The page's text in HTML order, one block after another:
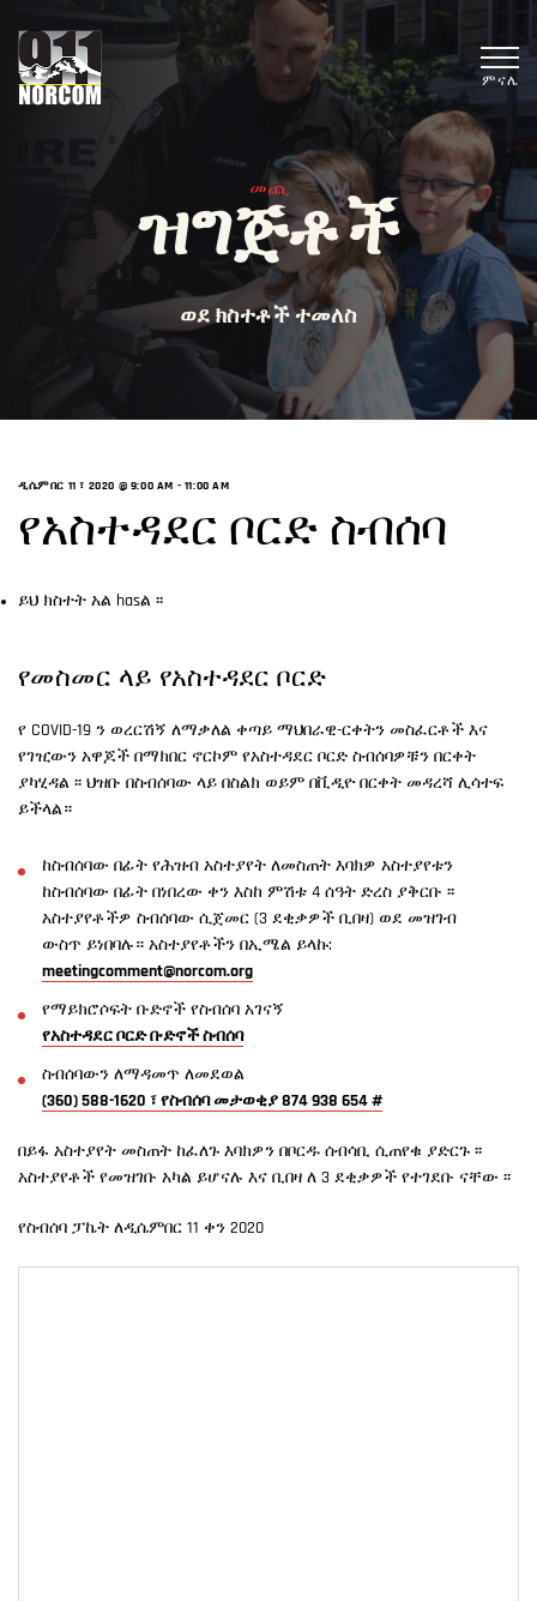
ምናሌ
መጪ
ዝግጅቶች
ወደ ክስተቶች ተመለስ
ዲሴምበር 11 ፣ 2020 @ 9:00 AM - 11:00 AM
የአስተዳደር ቦርድ ስብሰባ
ይህ ክስተት አል hasል ፡፡
የመስመር ላይ የአስተዳደር ቦርድ
የ COVID-19 ን ወረርሽኝ ለማቃለል ቀጣይ ማህበራዊ-ርቀትን መስፈርቶች እና
የገዢውን አዋጆች በማክበር ኖርኮም የአስተዳደር ቦርድ ስብሰባዎቹን በርቀት
ያካሂዳል ፡፡ ህዝቡ በስብሰባው ላይ በስልክ ወይም በቪዲዮ በርቀት መዳረሻ ሊሳተፍ
ይችላል።
ከስብሰባው በፊት የሕዝብ አስተያየት ለመስጠት እባክዎ አስተያየቱን
ከስብሰባው በፊት በነበረው ቀን እስከ ምሽቱ 4 ሰዓት ድረስ ያቅርቡ ፡፡
አስተያየቶችዎ ስብሰባው ሲጀመር (3 ደቂቃዎች ቢበዛ) ወደ መዝገብ
ውስጥ ይነበባሉ። አስተያየቶችን በኢሜል ይላኩ:
meetingcomment@norcom.org
የማይክሮሶፍት ቡድኖች የስብሰባ አገናኝ
የአስተዳደር ቦርድ ቡድኖች ስብሰባ
ስብሰባውን ለማዳመጥ ለመደወል
(360) 588-1620 ፣ የስብሰባ መታወቂያ 874 938 654 #
በይፋ አስተያየት መስጠት ከፈለጉ እባክዎን በቦርዱ ሰብሳቢ ሲጠየቁ ያድርጉ ፡፡
አስተያየቶች የመዝገቡ አካል ይሆናሉ እና ቢበዛ ለ 3 ደቂቃዎች የተገደቡ ናቸው ፡፡
የስብሰባ ፓኬት ለዲሴምበር 11 ቀን 2020